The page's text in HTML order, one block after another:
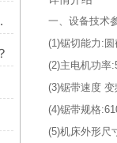
结合
一、设备技术
(1)锯切能力:
(2)主电机功率
(3)锯带速度 变
(4)锯带规格
(5)机床外形尺